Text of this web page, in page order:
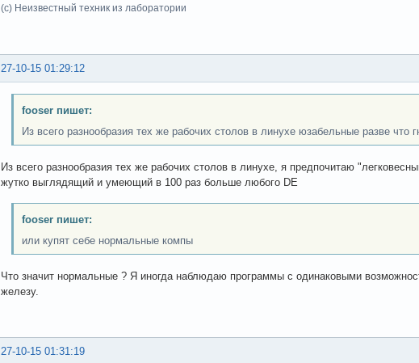
(c) Неизвестный техник из лаборатории
27-10-15 01:29:12
fooser пишет:
Из всего разнообразия тех же рабочих столов в линухе юзабельные разве что
Из всего разнообразия тех же рабочих столов в линухе, я предпочитаю
жутко выглядящий и умеющий в 100 раз больше любого DE
fooser пишет:
или купят себе нормальные компы
Что значит нормальные ? Я иногда наблюдаю программы с одинаковыми
железу.
27-10-15 01:31:19